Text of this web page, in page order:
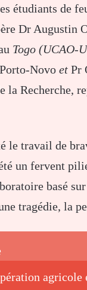
étudiants de
Dr Augustin
Togo (UCAO-
Novo et Pr
la Recherche,
le travail de
un fervent
basé
tragédie, la
agricole